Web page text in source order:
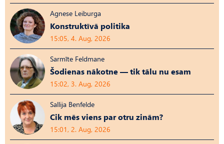
Agnese Leiburga
Konstruktīvā politika
15:05, 4. Aug, 2026
Sarmīte Feldmane
Šodienas nākotne — tik tālu nu esam
15:02, 3. Aug, 2026
Sallija Benfelde
Cik mēs viens par otru zinām?
15:01, 2. Aug, 2026